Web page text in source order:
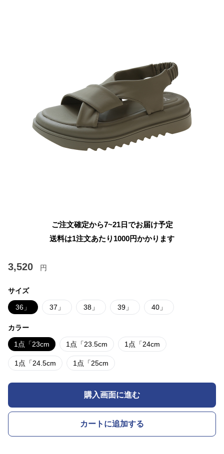
ご注文確定から7~21日でお届け予定
送料は1注文あたり 1000円かかります
3,520 円
サイズ
36」 37」 38」 39」 40」
カラー
1点「23cm 1点「23.5cm 1点「24cm
1点「24.5cm 1点「25cm
購入画面に進む
カートに追加する